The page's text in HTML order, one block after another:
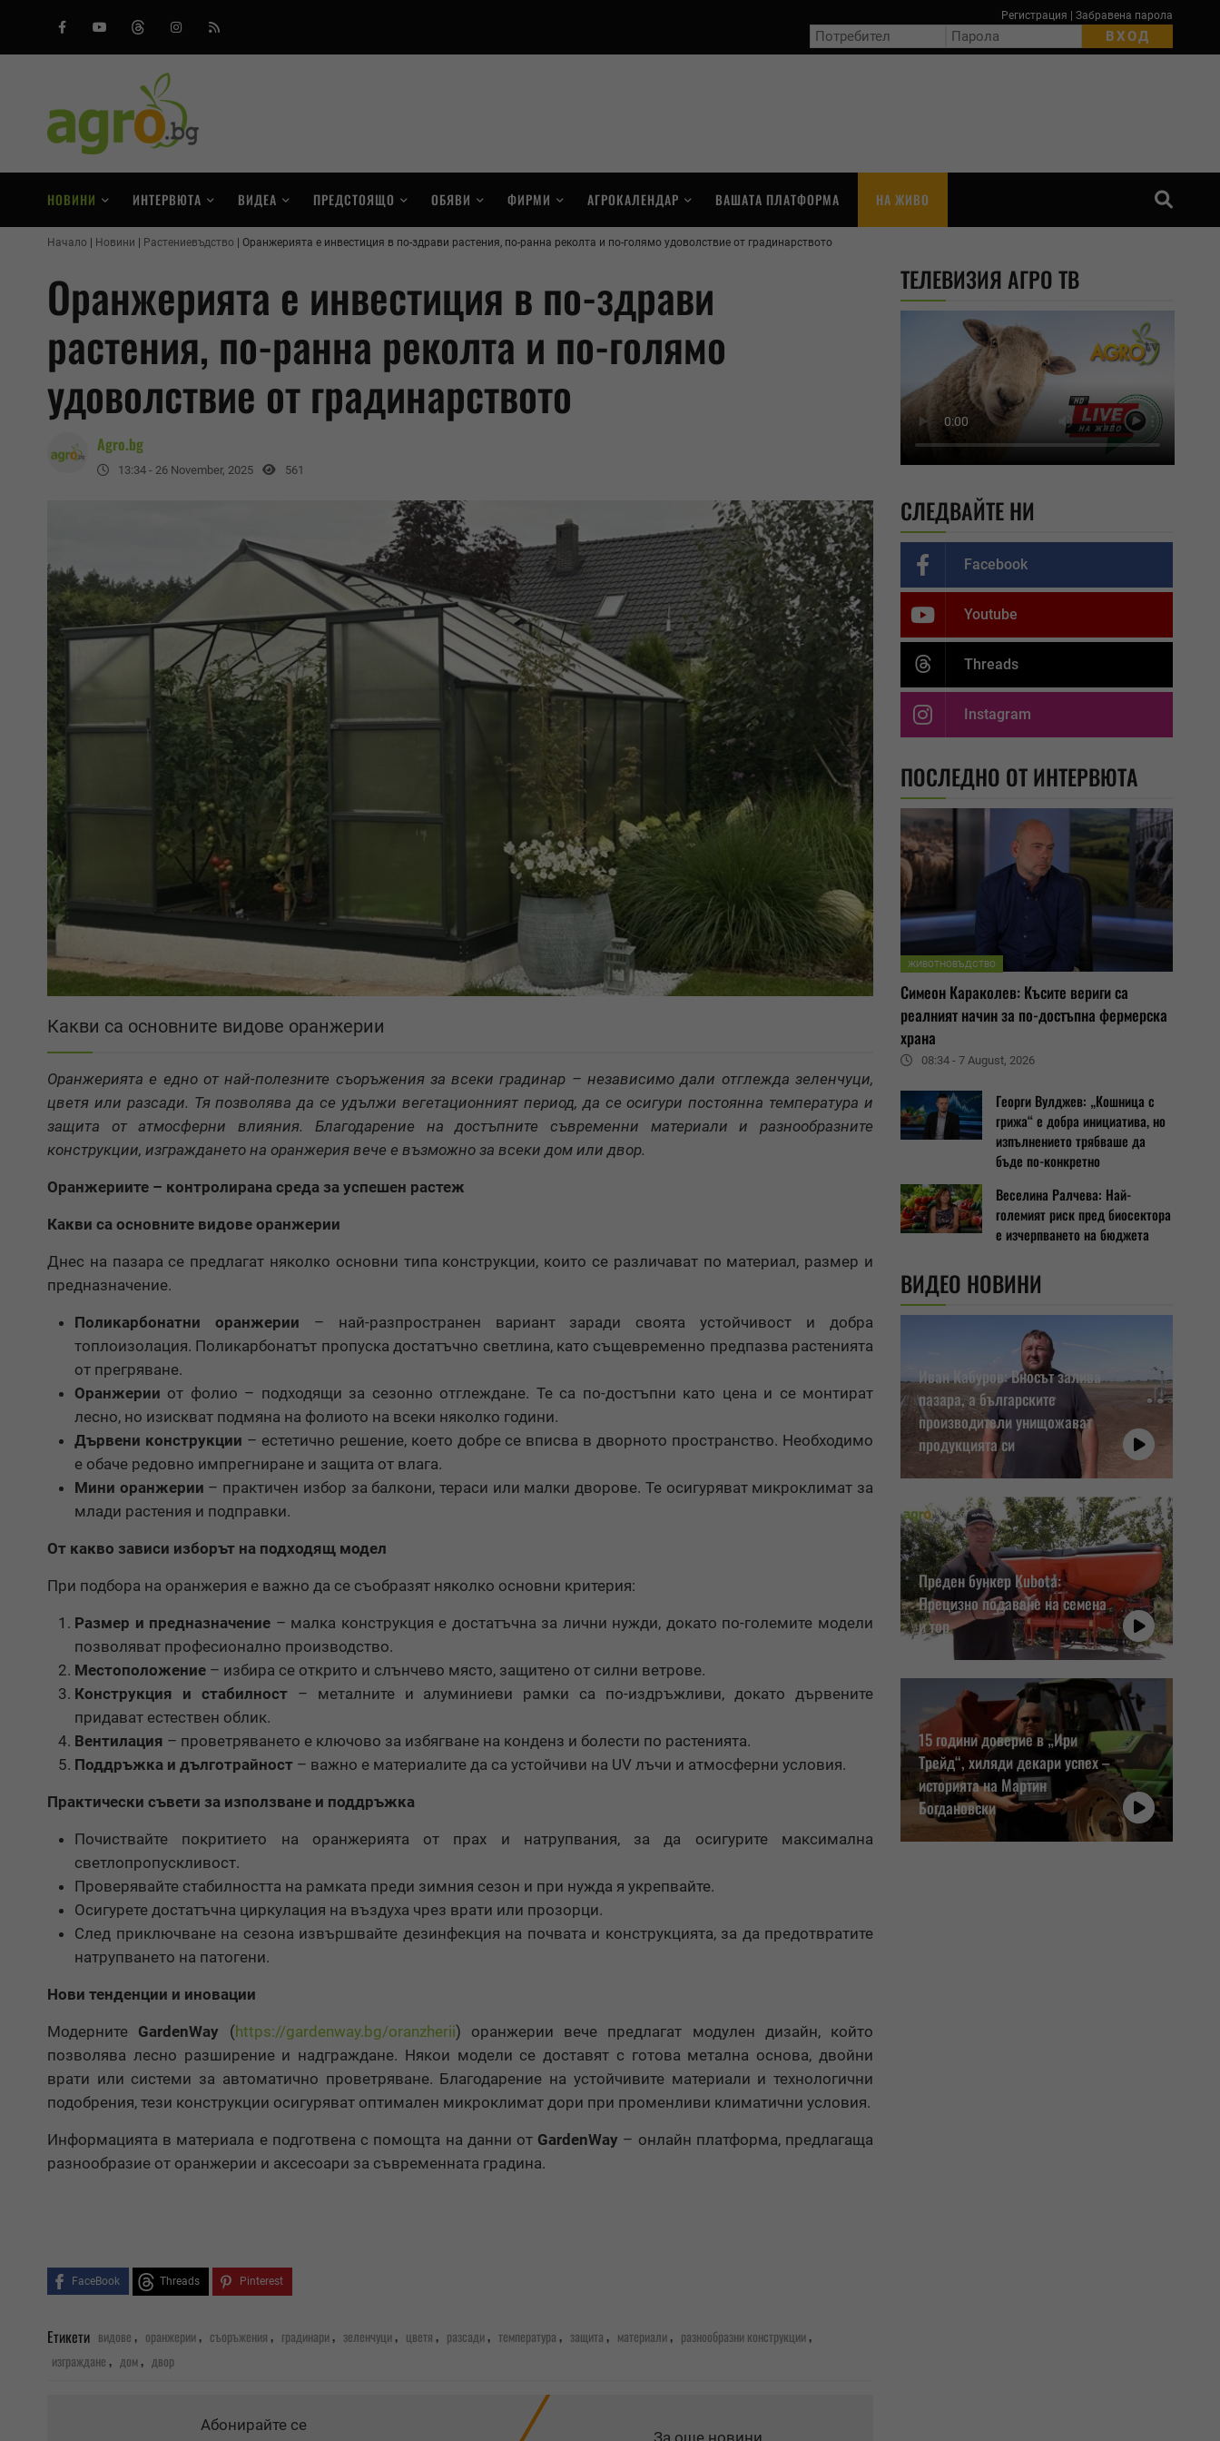
FacebookYoutubeThreadsInstagram
RSS
Регистрация Забравена парола
НОВИНИ ИНТЕРВЮТА ВИДЕА ПРЕДСТОЯЩО ОБЯВИ ФИРМИ АГРОКАЛЕНДАР ВАШАТА ПЛАТФОРМА НА ЖИВО
Начало Новини Растениевъдство Оранжерията е инвестиция в по-здрави растения, по-ранна реколта и по-голямо удоволствие от градинарството
Оранжерията е инвестиция в по-здрави
растения, по-ранна реколта и по-голямо
удоволствие от градинарството
Agro.bg
13:34 - 26 November, 2025 561
Какви са основните видове оранжерии
Оранжерията е едно от най-полезните съоръжения за всеки градинар – независимо дали отглежда зеленчуци,
цветя или разсади. Тя позволява да се удължи вегетационният период, да се осигури постоянна температура и
защита от атмосферни влияния. Благодарение на достъпните съвременни материали и разнообразните
конструкции, изграждането на оранжерия вече е възможно за всеки дом или двор.
Оранжериите – контролирана среда за успешен растеж
Какви са основните видове оранжерии
Днес на пазара се предлагат няколко основни типа конструкции, които се различават по материал, размер и
предназначение.
Поликарбонатни оранжерии – най-разпространен вариант заради своята устойчивост и добра
топлоизолация. Поликарбонатът пропуска достатъчно светлина, като същевременно предпазва растенията
от прегряване.
Оранжерии от фолио – подходящи за сезонно отглеждане. Те са по-достъпни като цена и се монтират
лесно, но изискват подмяна на фолиото на всеки няколко години.
Дървени конструкции – естетично решение, което добре се вписва в дворното пространство. Необходимо
е обаче редовно импрегниране и защита от влага.
Мини оранжерии – практичен избор за балкони, тераси или малки дворове. Те осигуряват микроклимат за
млади растения и подправки.
От какво зависи изборът на подходящ модел
При подбора на оранжерия е важно да се съобразят няколко основни критерия:
Размер и предназначение – малка конструкция е достатъчна за лични нужди, докато по-големите модели
позволяват професионално производство.
Местоположение – избира се открито и слънчево място, защитено от силни ветрове.
Конструкция и стабилност– металните и алуминиеви рамки са по-издръжливи, докато дървените
придават естествен облик.
Вентилация – проветряването е ключово за избягване на конденз и болести по растенията.
Поддръжка и дълготрайност – важно е материалите да са устойчиви на UV лъчи и атмосферни условия.
Практически съвети за използване и поддръжка
Почиствайте покритието на оранжерията от прах и натрупвания, за да осигурите максимална
светлопропускливост.
Проверявайте стабилността на рамката преди зимния сезон и при нужда я укрепвайте.
Осигурете достатъчна циркулация на въздуха чрез врати или прозорци.
След приключване на сезона извършвайте дезинфекция на почвата и конструкцията, за да предотвратите
натрупването на патогени.
Нови тенденции и иновации
Модерните GardenWay ( https://gardenway.bg/oranzherii) оранжерии вече предлагат модулен дизайн, който
позволява лесно разширение и надграждане. Някои модели се доставят с готова метална основа, двойни
врати или системи за автоматично проветряване. Благодарение на устойчивите материали и технологични
подобрения, тези конструкции осигуряват оптимален микроклимат дори при променливи климатични условия.
Информацията в материала е подготвена с помощта на данни от GardenWay – онлайн платформа, предлагаща
разнообразие от оранжерии и аксесоари за съвременната градина.
FaceBook Threads Pinterest
Етикети видове, оранжерии, съоръжения, градинари, зеленчуци, цветя, разсади, температура, защита, материали, разнообразни конструкции,
изграждане, дом, двор
Абонирайте се
ТЕЛЕВИЗИЯ АГРО ТВ
СЛЕДВАЙТЕ НИ
Facebook
Youtube
Threads
Instagram
ПОСЛЕДНО ОТ ИНТЕРВЮТА
ЖИВОТНОВЪДСТВО
Симеон Караколев: Късите вериги са
реалният начин за по-достъпна фермерска
храна
08:34 - 7 August, 2026
Георги Вулджев: „Кошница с
грижа“ е добра инициатива, но
изпълнението трябваше да
бъде по-конкретно
Веселина Ралчева: Най-
големият риск пред биосектора
е изчерпването на бюджета
ВИДЕО НОВИНИ
Иван Кабуров: Вносът залива
пазара, а българските
производители унищожават
продукцията си
Преден бункер Kubota:
Прецизно подаване на семена
и тор
15 години доверие в „Ири
Трейд“, хиляди декари успех –
историята на Мартин
Богдановски